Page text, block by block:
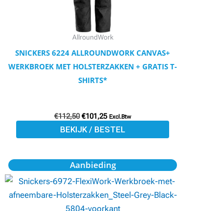
AllroundWork
SNICKERS 6224 ALLROUNDWORK CANVAS+
WERKBROEK MET HOLSTERZAKKEN + GRATIS T-
SHIRTS*
€112,50 €101,25 Excl.Btw
BEKIJK / BESTEL
kan
gekozen
worden
productpagina
Aanbieding
Oorspronkelijke
prijs
was:
€169,27.
Huidige
prijs
is:
€152,14.
Dit
product
heeft
meerdere